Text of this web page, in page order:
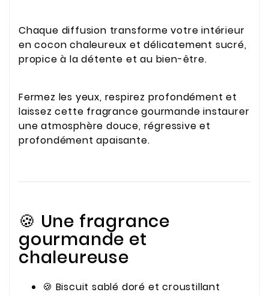
Chaque diffusion transforme votre intérieur
en cocon chaleureux et délicatement sucré,
propice à la détente et au bien-être.
Fermez les yeux, respirez profondément et
laissez cette fragrance gourmande instaurer
une atmosphère douce, régressive et
profondément apaisante.
🍪 Une fragrance
gourmande et
chaleureuse
🍪 Biscuit sablé doré et croustillant